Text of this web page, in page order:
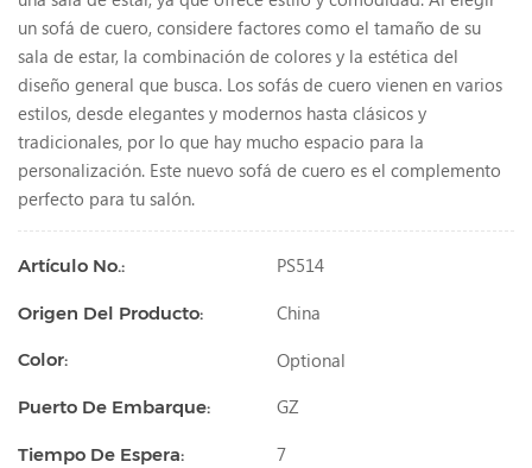
un sofá de cuero, considere factores como el tamaño de su
sala de estar, la combinación de colores y la estética del
diseño general que busca. Los sofás de cuero vienen en varios
estilos, desde elegantes y modernos hasta clásicos y
tradicionales, por lo que hay mucho espacio para la
personalización. Este nuevo sofá de cuero es el complemento
perfecto para tu salón.
Artículo No.: PS514
Origen Del Producto: China
Color: Optional
Puerto De Embarque: GZ
Tiempo De Espera: 7